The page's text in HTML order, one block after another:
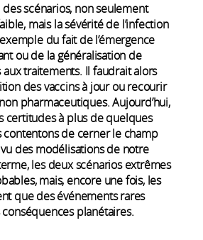
scénarios, non seulement
mais la sévérité de l’infection
du fait de l’émergence
ou de la généralisation de
aux traitements. Il faudrait alors
des vaccins à jour ou recourir
pharmaceutiques. Aujourd’hui,
certitudes à plus de quelques
contentons de cerner le champ
des modélisations de notre
les deux scénarios extrêmes
mais, encore une fois, les
que des événements rares
planétaires.